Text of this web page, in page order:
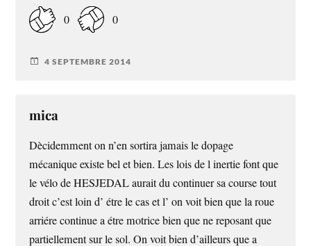
0 0
4 SEPTEMBRE 2014
mica
Dècidemment on n’en sortira jamais le dopage
mécanique existe bel et bien. Les lois de l inertie font que
le vélo de HESJEDAL aurait du continuer sa course tout
droit c’est loin d’ étre le cas et l’ on voit bien que la roue
arriére continue a étre motrice bien que ne reposant que
partiellement sur le sol. On voit bien d’ailleurs que a